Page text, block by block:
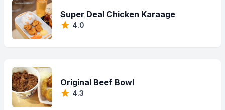
Super Deal Chicken Karaage
4.0
Original Beef Bowl
4.3